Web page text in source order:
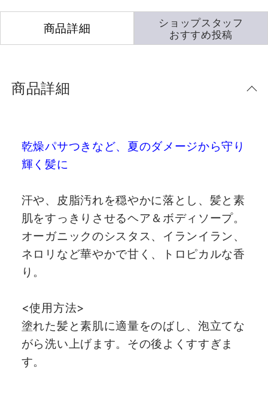
商品詳細
商品詳細
乾燥パサつきなど、夏のダメージから守り
輝く髪に
汗や、皮脂汚れを穏やかに落とし、髪と素
肌をすっきりさせるヘア＆ボディソープ。
オーガニックのシスタス、イランイラン、
ネロリなど華やかで甘く、トロピカルな香
り。
<使用方法>
塗れた髪と素肌に適量をのばし、泡立てな
がら洗い上げます。その後よくすすぎま
す。
ショップスタッフ
おすすめ投稿